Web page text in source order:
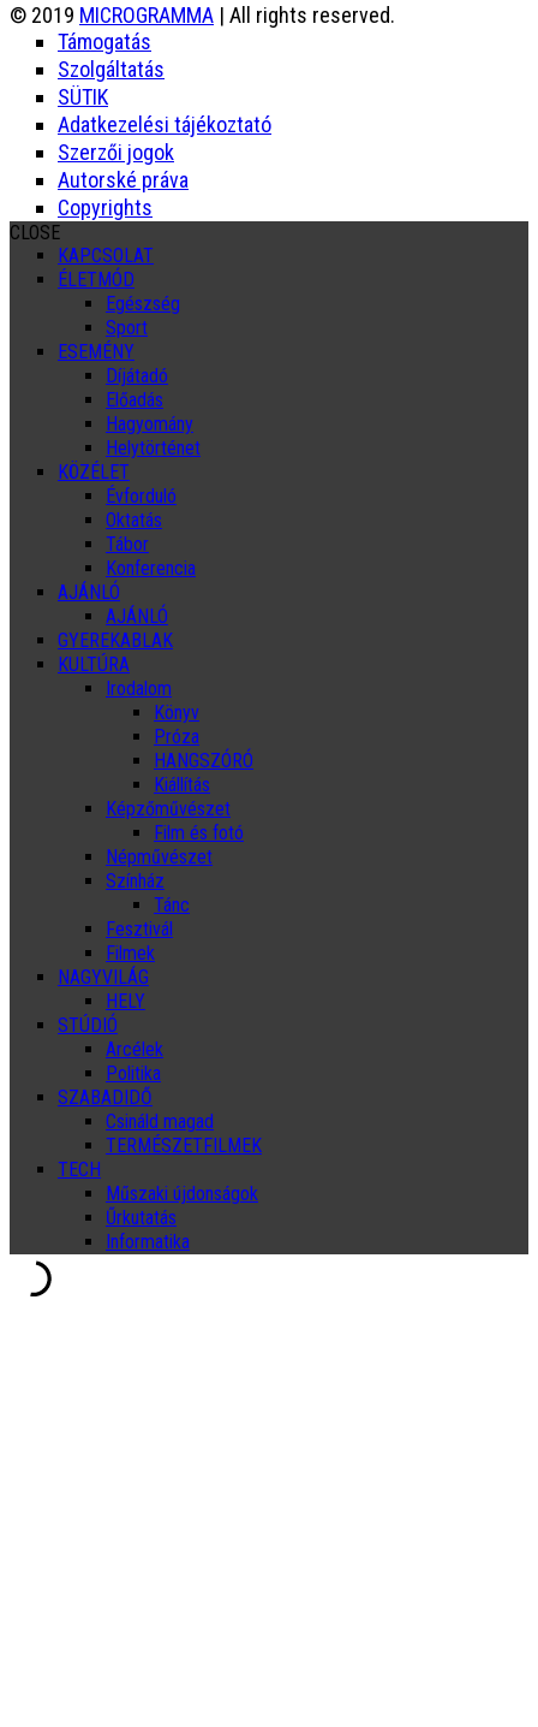
© 2019 MICROGRAMMA | All rights reserved.
Támogatás
Szolgáltatás
SÜTIK
Adatkezelési tájékoztató
Szerzői jogok
Autorské práva
Copyrights
CLOSE
KAPCSOLAT
ÉLETMÓD
Egészség
Sport
ESEMÉNY
Díjátadó
Előadás
Hagyomány
Helytörténet
KÖZÉLET
Évforduló
Oktatás
Tábor
Konferencia
AJÁNLÓ
AJÁNLÓ
GYEREKABLAK
KULTÚRA
Irodalom
Könyv
Próza
HANGSZÓRÓ
Kiállítás
Képzőművészet
Film és fotó
Népművészet
Színház
Tánc
Fesztivál
Filmek
NAGYVILÁG
HELY
STÚDIÓ
Arcélek
Politika
SZABADIDŐ
Csináld magad
TERMÉSZETFILMEK
TECH
Műszaki újdonságok
Űrkutatás
Informatika